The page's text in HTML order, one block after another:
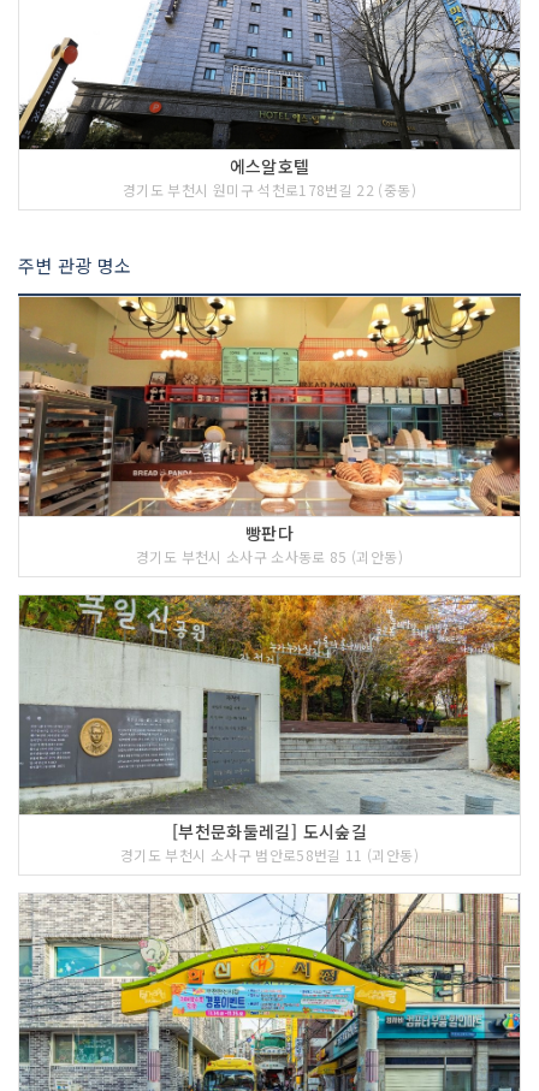
에스알호텔
경기도 부천시 원미구 석천로178번길 22 (중동)
주변 관광 명소
빵판다
경기도 부천시 소사구 소사동로 85 (괴안동)
[부천문화둘레길] 도시숲길
경기도 부천시 소사구 범안로58번길 11 (괴안동)